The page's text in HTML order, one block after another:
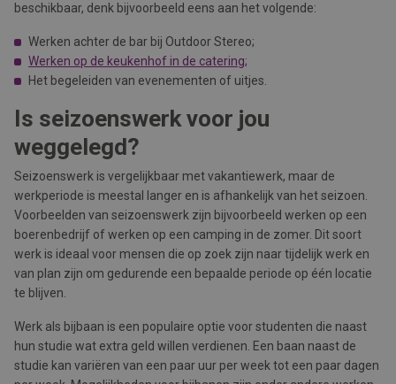
beschikbaar, denk bijvoorbeeld eens aan het volgende:
Werken achter de bar bij Outdoor Stereo;
Werken op de keukenhof in de catering;
Het begeleiden van evenementen of uitjes.
Is seizoenswerk voor jou
weggelegd?
Seizoenswerk is vergelijkbaar met vakantiewerk, maar de
werkperiode is meestal langer en is afhankelijk van het seizoen.
Voorbeelden van seizoenswerk zijn bijvoorbeeld werken op een
boerenbedrijf of werken op een camping in de zomer. Dit soort
werk is ideaal voor mensen die op zoek zijn naar tijdelijk werk en
van plan zijn om gedurende een bepaalde periode op één locatie
te blijven.
Werk als bijbaan is een populaire optie voor studenten die naast
hun studie wat extra geld willen verdienen. Een baan naast de
studie kan variëren van een paar uur per week tot een paar dagen